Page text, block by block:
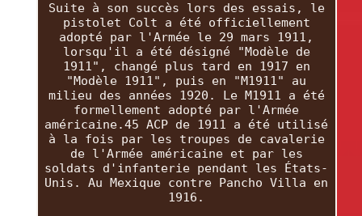
Suite à son succès lors des essais, le
pistolet Colt a été officiellement
adopté par l'Armée le 29 mars 1911,
lorsqu'il a été désigné "Modèle de
1911", changé plus tard en 1917 en
"Modèle 1911", puis en "M1911" au
milieu des années 1920. Le M1911 a été
formellement adopté par l'Armée
américaine.45 ACP de 1911 a été utilisé
à la fois par les troupes de cavalerie
de l'Armée américaine et par les
soldats d'infanterie pendant les États-
Unis. Au Mexique contre Pancho Villa en
1916.